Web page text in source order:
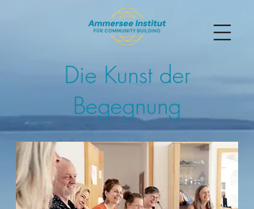
Die Kunst der
Begegnung